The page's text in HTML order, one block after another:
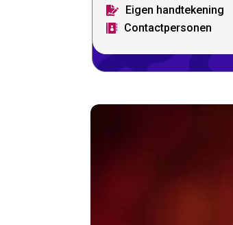
 Eigen handtekening
 Contactpersonen